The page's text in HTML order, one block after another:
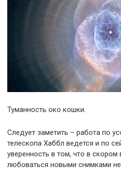
Туманность око кошки.
Следует заметить – работа по
телескопа Хаббл ведется и по
уверенность в том, что в
любоваться новыми снимками